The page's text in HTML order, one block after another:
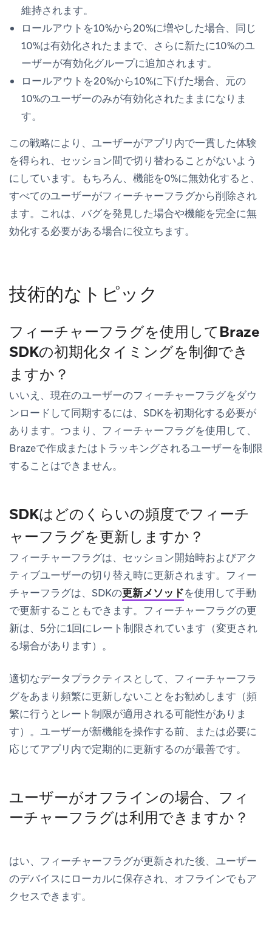
維持されます。
ロールアウトを10%から20%に増やした場合、同じ
10%は有効化されたままで、さらに新たに10%のユ
ーザーが有効化グループに追加されます。
ロールアウトを20%から10%に下げた場合、元の
10%のユーザーのみが有効化されたままになりま
す。
この戦略により、ユーザーがアプリ内で一貫した体験
を得られ、セッション間で切り替わることがないよう
にしています。もちろん、機能を0%に無効化すると、
すべてのユーザーがフィーチャーフラグから削除され
ます。これは、バグを発見した場合や機能を完全に無
効化する必要がある場合に役立ちます。
技術的なトピック
フィーチャーフラグを使用してBraze
SDKの初期化タイミングを制御でき
ますか？
いいえ、現在のユーザーのフィーチャーフラグをダウ
ンロードして同期するには、SDKを初期化する必要が
あります。つまり、フィーチャーフラグを使用して、
Brazeで作成またはトラッキングされるユーザーを制限
することはできません。
SDKはどのくらいの頻度でフィーチ
ャーフラグを更新しますか？
フィーチャーフラグは、セッション開始時およびアク
ティブユーザーの切り替え時に更新されます。フィー
チャーフラグは、SDKの更新メソッドを使用して手動
で更新することもできます。フィーチャーフラグの更
新は、5分に1回にレート制限されています（変更され
る場合があります）。
適切なデータプラクティスとして、フィーチャーフラ
グをあまり頻繁に更新しないことをお勧めします（頻
繁に行うとレート制限が適用される可能性がありま
す）。ユーザーが新機能を操作する前、または必要に
応じてアプリ内で定期的に更新するのが最善です。
ユーザーがオフラインの場合、フィ
ーチャーフラグは利用できますか？
はい、フィーチャーフラグが更新された後、ユーザー
のデバイスにローカルに保存され、オフラインでもア
クセスできます。